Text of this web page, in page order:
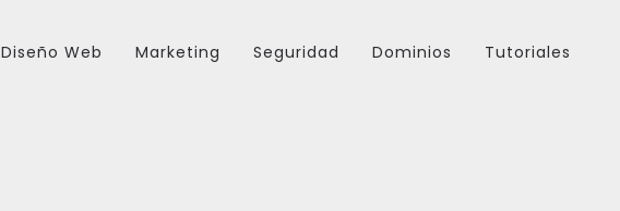
Diseño Web Marketing Seguridad Dominios Tutoriales